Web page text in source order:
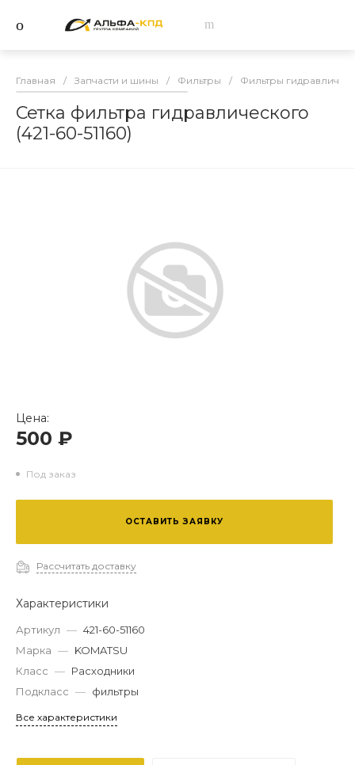
Главная / Запчасти и шины / Фильтры / Фильтры
Сетка фильтра гидравлического
(421-60-51160)
Цена:
500 ₽
Под заказ
ОСТАВИТЬ ЗАЯВКУ
Рассчитать доставку
Характеристики
Артикул — 421-60-51160
Марка — KOMATSU
Класс — Расходники
Подкласс — фильтры
Все характеристики